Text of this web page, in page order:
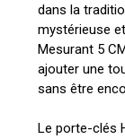
dans la
mystérieuse
Mesurant 5
ajouter une
sans être
Le porte-clés